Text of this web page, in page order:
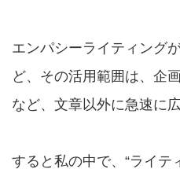
エンパシーライティング
ど、その活用範囲は、企
など、文章以外に急速に
すると私の中で、“ライテ